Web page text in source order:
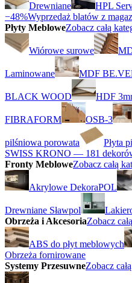
Drewniane HPL
−48%Wyprzedaż blatów z
Płyty MebloweZobacz całą
Wiórowe surowe
Laminowane MDF
BLACK WOOD HDF
FIBRAFORM OSB-3
pilśniowa porowata
Płyta
SWISS KRONO — 181
Fronty MebloweZobacz całą
Akrylowe DekoraPOL
Drewniane Sławpol
Obrzeża i AkcesoriaZobacz
ABS do płyt meblowych
Obrzeża fornirowane
Systemy PrzesuwneZobacz